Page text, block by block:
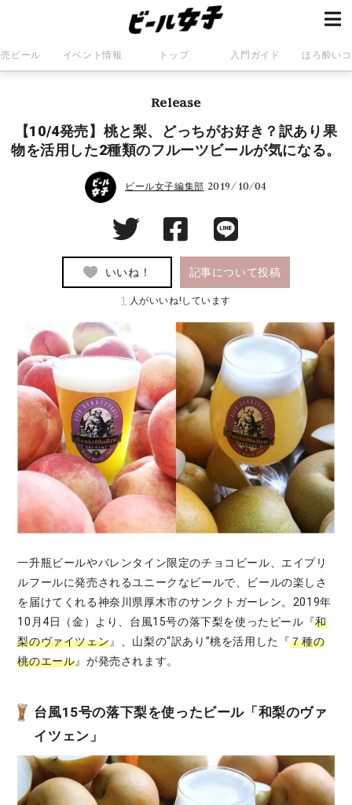
ビール イベント情報 トップ 入門ガイド ほろ酔い
Release
【10/4発売】桃と梨、どっちがお好き？訳あり果
物を活用した2種類のフルーツビールが気になる。
ビール女子編集部 2019/10/04
いいね！ 記事について投稿
1 人がいいね!しています
一升瓶ビールやバレンタイン限定のチョコビール、エイプリ
ルフールに発売されるユニークなビールで、ビールの楽しさ
を届けてくれる神奈川県厚木市のサンクトガーレン。2019年
10月4日（金）より、台風15号の落下梨を使ったビール『和
梨のヴァイツェン』、山梨の“訳あり”桃を活用した『７種の
桃のエール』が発売されます。
台風15号の落下梨を使ったビール「和梨のヴァ
イツェン」